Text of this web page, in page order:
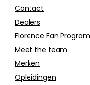
Contact
Dealers
Florence Fan Program
Meet the team
Merken
Opleidingen